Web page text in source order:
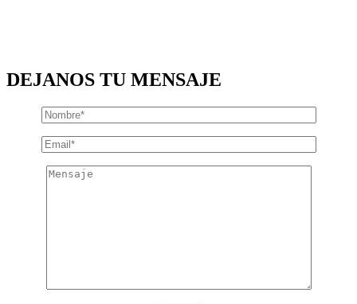
DEJANOS TU MENSAJE